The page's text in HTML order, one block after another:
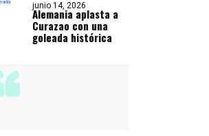
junio 14, 2026
Alemania aplasta a
Curazao con una
goleada histórica